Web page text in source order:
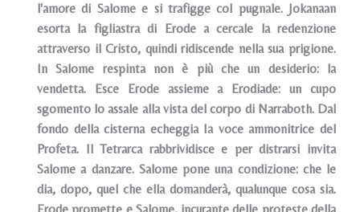
l'amore di Salome e si trafigge col pugnale. Jokanaan
esorta la figliastra di Erode a cercale la redenzione
attraverso il Cristo, quindi ridiscende nella sua prigione.
In Salome respinta non è più che un desiderio: la
vendetta. Esce Erode assieme a Erodiade: un cupo
sgomento lo assale alla vista del corpo di Narraboth. Dal
fondo della cisterna echeggia Ia voce ammonitrice del
Profeta. Il Tetrarca rabbrividisce e per distrarsi invita
Salome a danzare. Salome pone una condizione: che le
dia, dopo, quel che ella domanderà, qualunque cosa sia.